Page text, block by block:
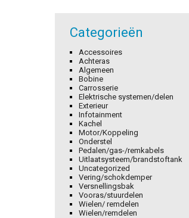
Categorieën
Accessoires
Achteras
Algemeen
Bobine
Carrosserie
Elektrische systemen/delen
Exterieur
Infotainment
Kachel
Motor/Koppeling
Onderstel
Pedalen/gas-/remkabels
Uitlaatsysteem/brandstoftank
Uncategorized
Vering/schokdemper
Versnellingsbak
Vooras/stuurdelen
Wielen/ remdelen
Wielen/remdelen